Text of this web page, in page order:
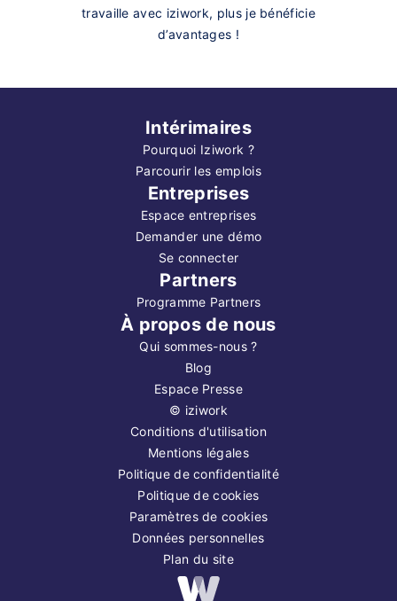
travaille avec iziwork, plus je bénéficie
d’avantages !
Intérimaires
Pourquoi Iziwork ?
Parcourir les emplois
Entreprises
Espace entreprises
Demander une démo
Se connecter
Partners
Programme Partners
À propos de nous
Qui sommes-nous ?
Blog
Espace Presse
© iziwork
Conditions d'utilisation
Mentions légales
Politique de confidentialité
Politique de cookies
Paramètres de cookies
Données personnelles
Plan du site